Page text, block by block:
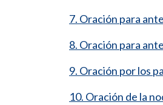
7. Oración para
8. Oración para
9. Oración por los
10. Oración de la